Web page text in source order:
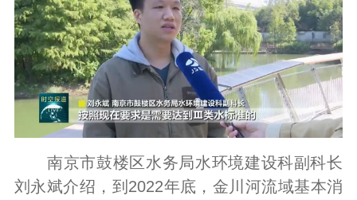
南京市鼓楼区水务局水环境建设科副科长
刘永斌介绍，到2022年底，金川河流域基本消